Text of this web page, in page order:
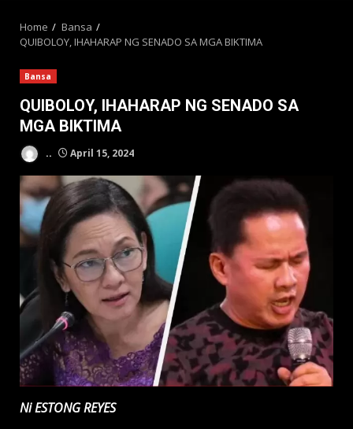
Home
Bansa
QUIBOLOY, IHAHARAP NG SENADO SA MGA BIKTIMA
Bansa
QUIBOLOY, IHAHARAP NG SENADO SA
MGA BIKTIMA
.. April 15, 2024
Ni ESTONG REYES